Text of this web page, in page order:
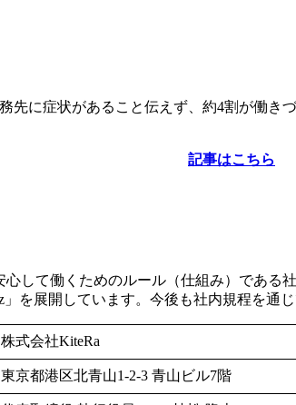
先に症状があること伝えず、約4割が働
記事はこちら
して働くためのルール（仕組み）であ
を展開しています。今後も社内規程を通
株式会社KiteRa
東京都港区北青山1-2-3 青山ビル7階